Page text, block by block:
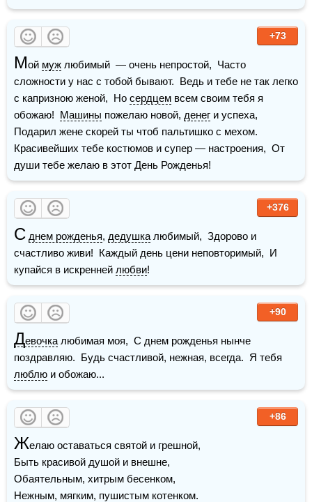
+73
Мой муж любимый  — очень непростой,  Часто
сложности у нас с тобой бывают.  Ведь и тебе не так легко
с капризною женой,  Но сердцем всем своим тебя я
обожаю! Машины пожелаю новой, денег и успеха,
Подарил жене скорей ты чтоб пальтишко с мехом.
Красивейших тебе костюмов и супер — настроения,  От
души тебе желаю в этот День Рожденья!
+376
С днем рожденья, дедушка любимый,  Здорово и
счастливо живи!  Каждый день цени неповторимый,  И
купайся в искренней любви!
+90
Девочка любимая моя,  С днем рожденья нынче
люблю и обожаю...
+86
Желаю оставаться святой и грешной,
Быть красивой душой и внешне,
Обаятельным, хитрым бесенком,
Нежным, мягким, пушистым котенком.